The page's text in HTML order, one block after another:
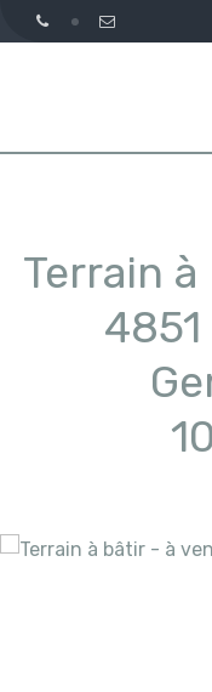
Terrain